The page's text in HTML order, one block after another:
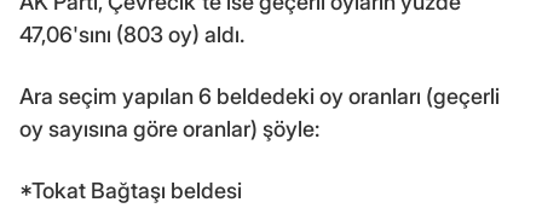
47,06'sını (803 oy) aldı.
Ara seçim yapılan 6 beldedeki oy oranları (geçerli
oy sayısına göre oranlar) şöyle:
*Tokat Bağtaşı beldesi